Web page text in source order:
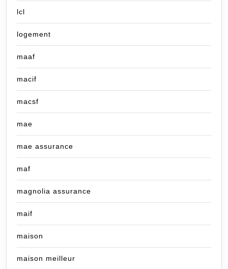
lcl
logement
maaf
macif
macsf
mae
mae assurance
maf
magnolia assurance
maif
maison
maison meilleur